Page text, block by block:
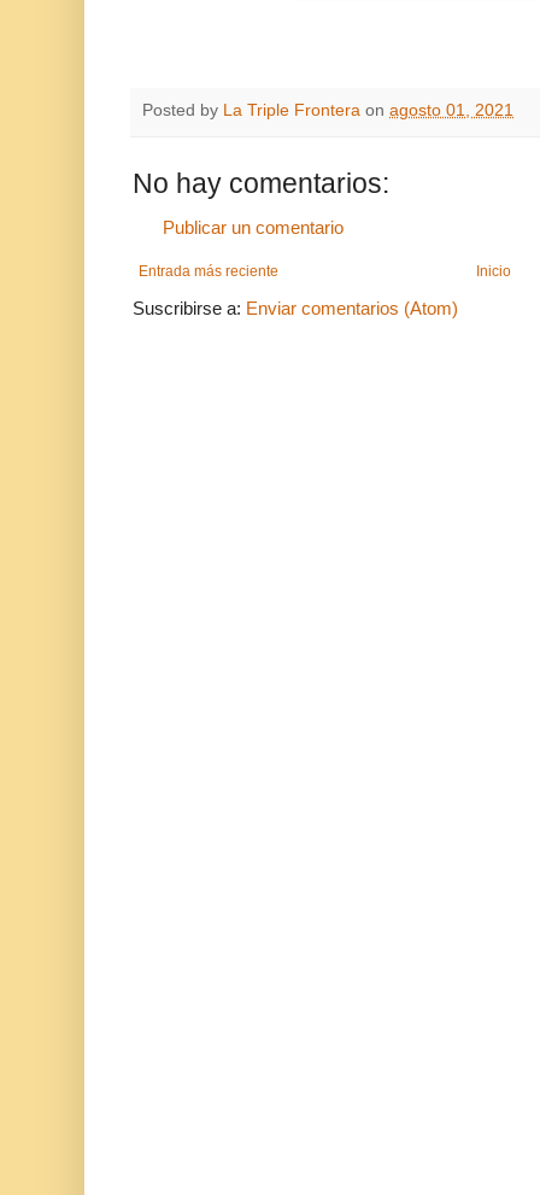
Posted by La Triple Frontera on agosto 01, 2021
No hay comentarios:
Publicar un comentario
Entrada más reciente Inicio
Suscribirse a: Enviar comentarios (Atom)